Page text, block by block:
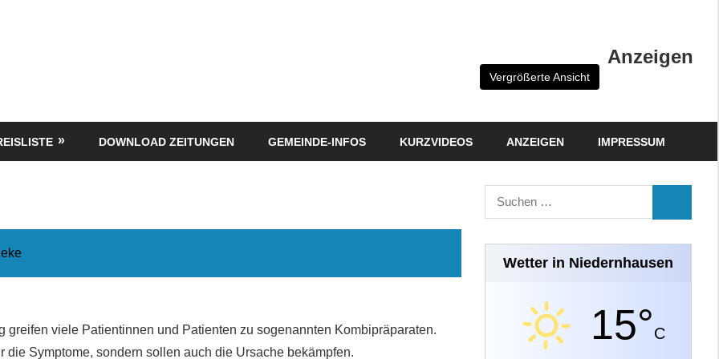
Anzeigen
Vergrößerte Ansicht
DOWNLOAD ZEITUNGEN GEMEINDE-INFOS KURZVIDEOS ANZEIGEN IMPRESSUM
greifen viele Patientinnen und Patienten zu sogenannten Kombipräparaten.
die Symptome, sondern sollen auch die Ursache bekämpfen.
Suchen
nach:
Wetter in Niedernhausen
15°C